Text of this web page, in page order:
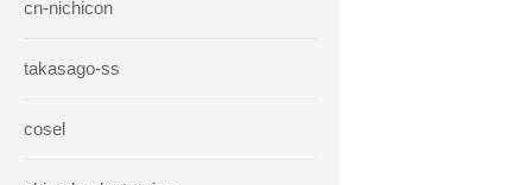
cn-nichicon
takasago-ss
cosel